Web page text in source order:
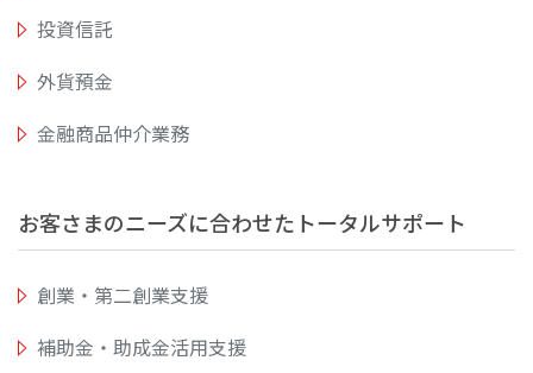
投資信託
外貨預金
金融商品仲介業務
お客さまのニーズに合わせたトータルサポート
創業・第二創業支援
補助金・助成金活用支援